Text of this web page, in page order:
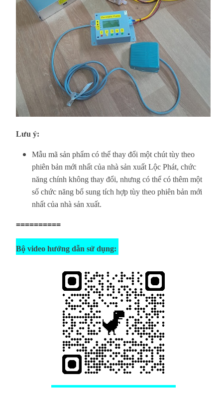
Lưu ý:
Mẫu mã sản phẩm có thể thay đổi một chút tùy theo
phiên bản mới nhất của nhà sản xuất Lộc Phát, chức
năng chính không thay đổi, nhưng có thể có thêm một
số chức năng bổ sung tích hợp tùy theo phiên bản mới
nhất của nhà sản xuất.
==========
Bộ video hướng dẫn sử dụng: